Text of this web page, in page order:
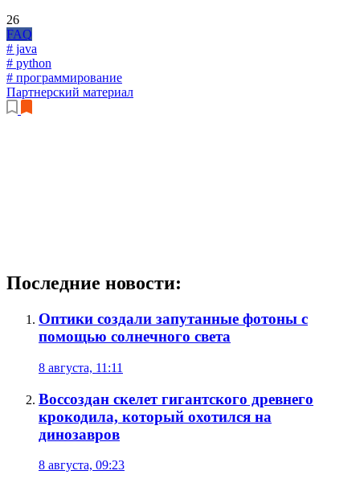
26
FAQ
# java
# python
# программирование
Партнерский материал
Последние новости:
Оптики создали запутанные фотоны с
помощью солнечного света
8 августа, 11:11
Воссоздан скелет гигантского древнего
крокодила, который охотился на
динозавров
8 августа, 09:23